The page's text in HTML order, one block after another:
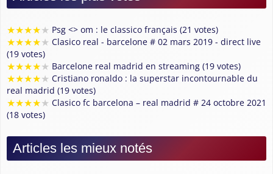
★★★★★ Psg <> om : le classico français (21 votes)
★★★★★ Clasico real - barcelone # 02 mars 2019 - direct live
(19 votes)
★★★★★ Barcelone real madrid en streaming (19 votes)
★★★★★ Cristiano ronaldo : la superstar incontournable du
real madrid (19 votes)
★★★★★ Clasico fc barcelona – real madrid # 24 octobre 2021
(18 votes)
Articles les mieux notés